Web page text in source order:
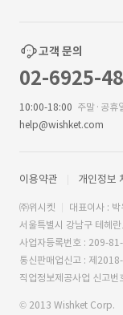
고객 문의
02-6925-
10:00-18:00 주말·공휴
help@wishket.com
이용약관 개인정보
㈜위시켓
대표이사 : 박
서울특별시 강남구 테헤
사업자등록번호 : 209-
통신판매업신고 : 제
직업정보제공사업 신고
© 2013 Wishket Corp.